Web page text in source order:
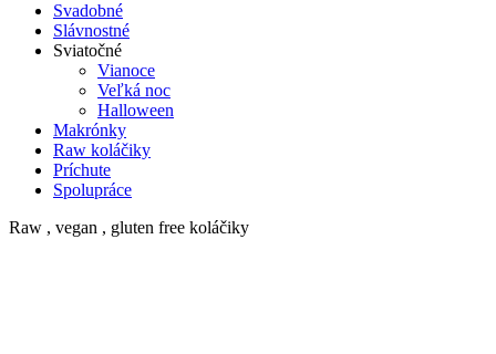
Svadobné
Slávnostné
Sviatočné
Vianoce
Veľká noc
Halloween
Makrónky
Raw koláčiky
Príchute
Spolupráce
Raw , vegan , gluten free koláčiky